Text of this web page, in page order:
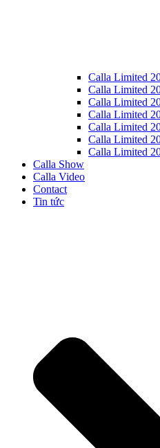
Calla Limited
Calla Limited
Calla Limited
Calla Limited
Calla Limited
Calla Limited
Calla Limited
Calla Show
Calla Video
Contact
Tin tức